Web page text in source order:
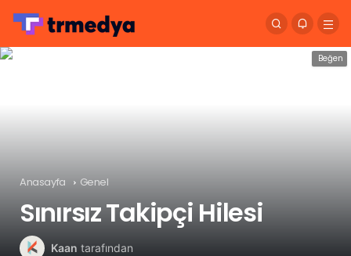
Anasayfa Genel
Sınırsız Takipçi Hilesi
Kaan tarafından
Beğen